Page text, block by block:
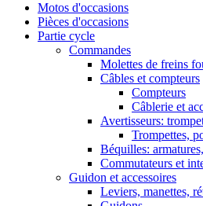
Motos d'occasions
Pièces d'occasions
Partie cycle
Commandes
Molettes de freins
Câbles et compteurs
Compteurs
Câblerie et
Avertisseurs:
Trompettes,
Béquilles:
Commutateurs et
Guidon et accessoires
Leviers, manettes,